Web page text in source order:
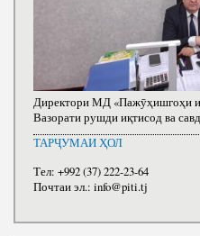
Директори МД «Пажӯҳишгоҳи
Вазорати рушди иқтисод ва
ТАРҶУМАИ ҲОЛ
Тел: +992 (37) 222-23-64
Почтаи эл.: info@piti.tj